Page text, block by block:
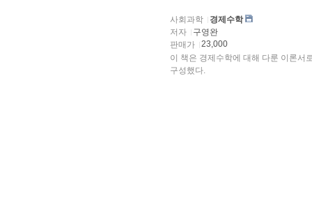
사회과학
경제수학
저자
구영완
판매가
23,000
이 책은 경제수학에 대해 다룬 이론서
구성했다.